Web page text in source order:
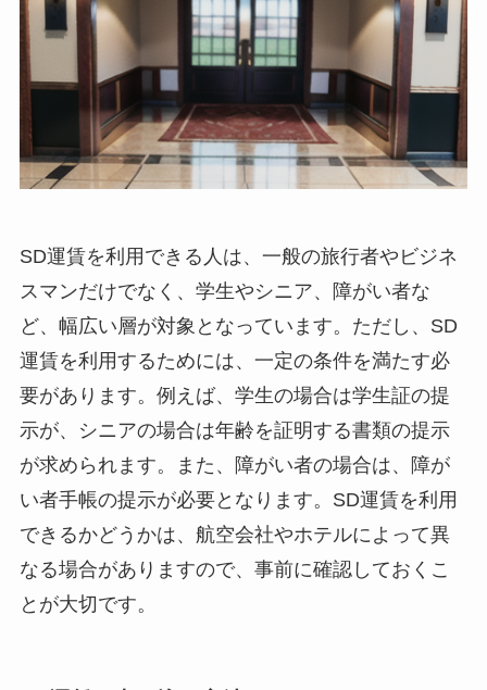
SD運賃を利用できる人 は、一般の旅行者やビジネ
スマンだけでなく、学生やシニア、障がい者な
ど、幅広い層が対象となっています。ただし、SD
運賃を利用するためには、一定の条件を満たす必
要があります。例えば、学生の場合は学生証の提
示が、シニアの場合は年齢を証明する書類の提示
が求められます。また、障がい者の場合は、障が
い者手帳の提示が必要となります。SD運賃を利用
できるかどうかは、航空会社やホテルによって異
なる場合がありますので、事前に確認しておくこ
とが大切です。